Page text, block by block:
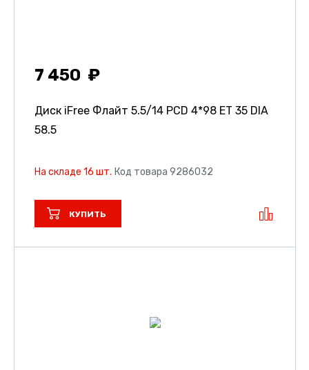
7 450
Диск iFree Флайт 5.5/14 PCD 4*98 ET 35 DIA
58.5
На складе 16 шт. Код товара 9286032
КУПИТЬ